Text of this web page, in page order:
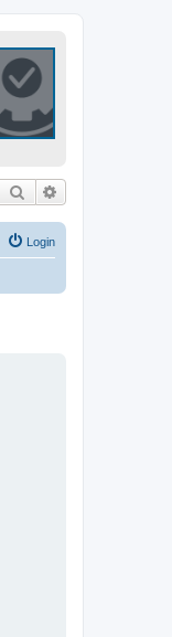
Cerca
Login